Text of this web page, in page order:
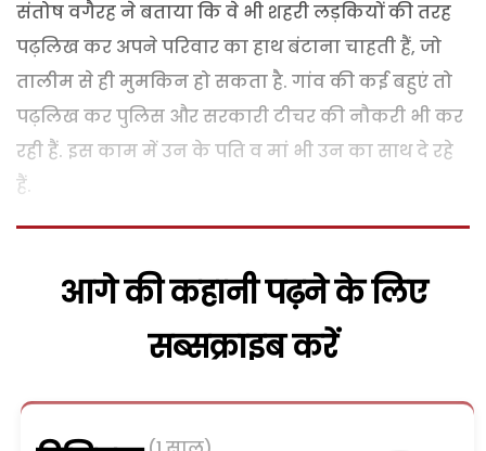
संतोष वगैरह ने बताया कि वे भी शहरी लड़कियों की तरह
पढ़लिख कर अपने परिवार का हाथ बंटाना चाहती हैं, जो
तालीम से ही मुमकिन हो सकता है. गांव की कई बहुएं तो
पढ़लिख कर पुलिस और सरकारी टीचर की नौकरी भी कर
रही हैं. इस काम में उन के पति व मां भी उन का साथ दे रहे
हैं.
आगे की कहानी पढ़ने के लिए
सब्सक्राइब करें